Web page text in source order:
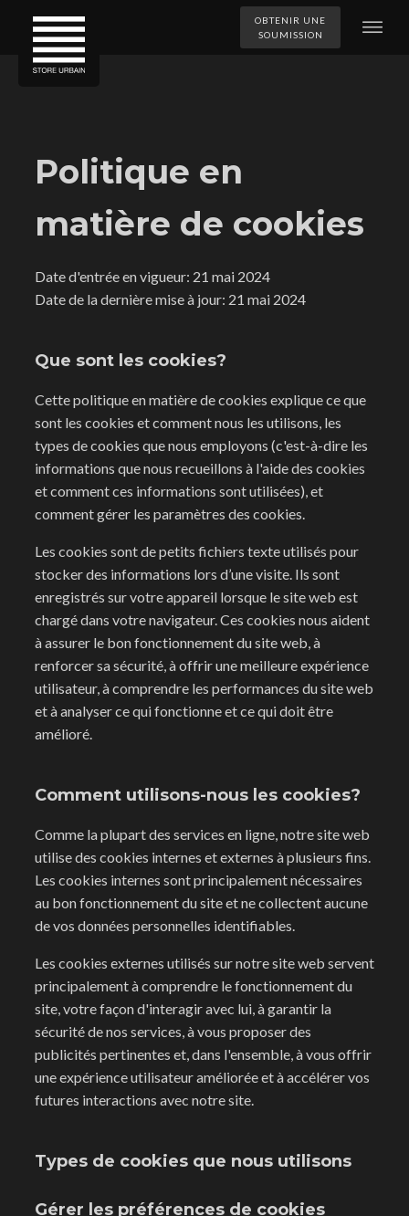
OBTENIR UNE
SOUMISSION
Politique en
matière de cookies
Date d'entrée en vigueur: 21 mai 2024
Date de la dernière mise à jour: 21 mai 2024
Que sont les cookies?
Cette politique en matière de cookies explique ce que
sont les cookies et comment nous les utilisons, les
types de cookies que nous employons (c'est-à-dire les
informations que nous recueillons à l'aide des cookies
et comment ces informations sont utilisées), et
comment gérer les paramètres des cookies.
Les cookies sont de petits fichiers texte utilisés pour
stocker des informations lors d’une visite. Ils sont
enregistrés sur votre appareil lorsque le site web est
chargé dans votre navigateur. Ces cookies nous aident
à assurer le bon fonctionnement du site web, à
renforcer sa sécurité, à offrir une meilleure expérience
utilisateur, à comprendre les performances du site web
et à analyser ce qui fonctionne et ce qui doit être
amélioré.
Comment utilisons-nous les cookies?
Comme la plupart des services en ligne, notre site web
utilise des cookies internes et externes à plusieurs fins.
Les cookies internes sont principalement nécessaires
au bon fonctionnement du site et ne collectent aucune
de vos données personnelles identifiables.
Les cookies externes utilisés sur notre site web servent
principalement à comprendre le fonctionnement du
site, votre façon d'interagir avec lui, à garantir la
sécurité de nos services, à vous proposer des
publicités pertinentes et, dans l'ensemble, à vous offrir
une expérience utilisateur améliorée et à accélérer vos
futures interactions avec notre site.
Types de cookies que nous utilisons
Gérer les préférences de cookies